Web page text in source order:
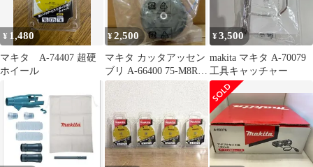
¥ 1,480
マキタ A-74407 超硬
ホイール
¥2,500
マキタ カッタアッセン
ブリ A-66400 75-M8Rセ
ット品 MUR100D
¥3,500
makita マキタ A-70079
工具キャッチャー